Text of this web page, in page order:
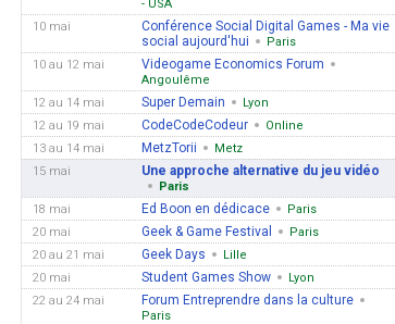
- USA
10 mai
Conférence Social Digital Games - Ma vie
social aujourd'hui
Paris
10 au 12 mai
Videogame Economics Forum
Angoulême
12 au 14 mai
Super Demain
Lyon
12 au 19 mai
CodeCodeCodeur
Online
13 au 14 mai
MetzTorii
Metz
15 mai
Une approche alternative du jeu vidéo
Paris
18 mai
Ed Boon en dédicace
Paris
20 mai
Geek & Game Festival
Paris
20 au 21 mai
Geek Days
Lille
20 mai
Student Games Show
Lyon
22 au 24 mai
Forum Entreprendre dans la culture
Paris